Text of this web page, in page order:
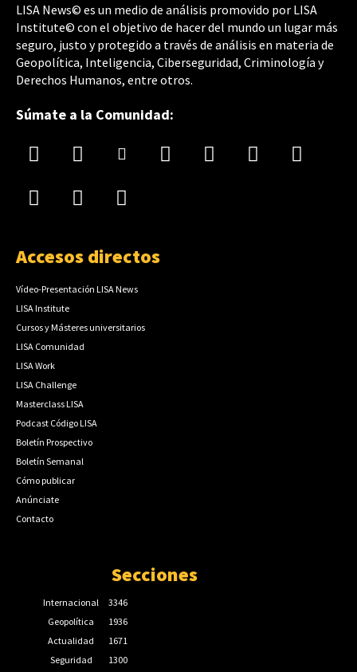
LISA News© es un medio de análisis promovido por LISA
Institute© con el objetivo de hacer del mundo un lugar más
seguro, justo y protegido a través de análisis en materia de
Geopolítica, Inteligencia, Ciberseguridad, Criminología y
Derechos Humanos, entre otros.
Súmate a la Comunidad:
Accesos directos
Vídeo-Presentación LISA News
LISA Institute
Cursos y Másteres universitarios
LISA Comunidad
LISA Work
LISA Challenge
Masterclass LISA
Podcast Código LISA
Boletín Prospectivo
Boletín Semanal
Cómo publicar
Anúnciate
Contacto
Secciones
Internacional
3346
Geopolítica
1936
Actualidad
1671
Seguridad
1300